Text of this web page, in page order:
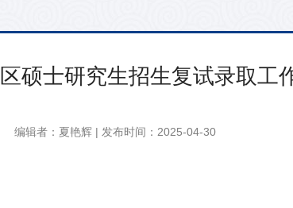
硕士研究生招生复试录取工
编辑者：夏艳辉 | 发布时间：2025-04-30